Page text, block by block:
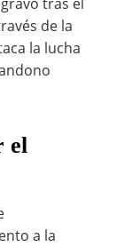
de la
la lucha
el
a la